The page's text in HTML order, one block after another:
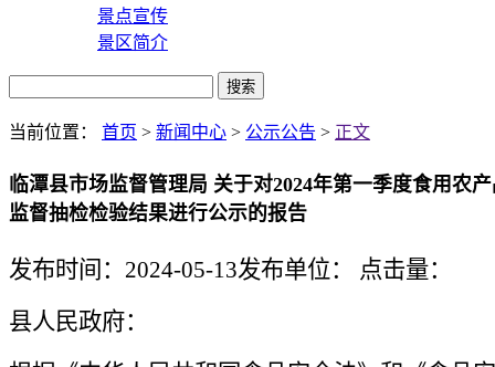
景点宣传
景区简介
当前位置： 首页 > 新闻中心 > 公示公告 > 正文
临潭县市场监督管理局 关于对2024年第一季度食用农
监督抽检检验结果进行公示的报告
发布时间：2024-05-13发布单位： 点击量：
县人民政府：